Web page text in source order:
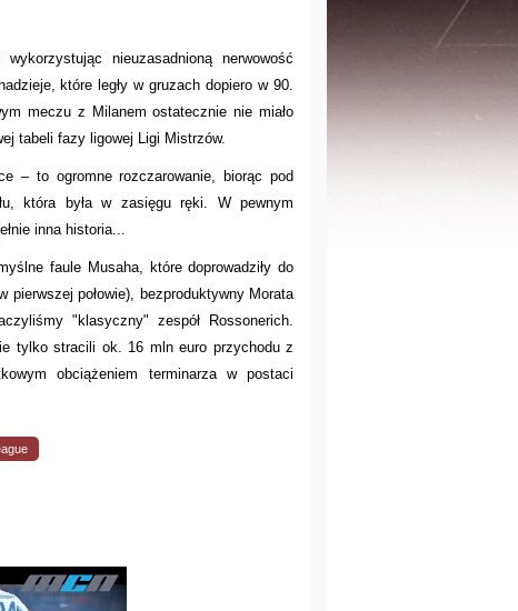
nieuzasadnioną nerwowość
które legły w gruzach dopiero w 90.
meczu z Milanem ostatecznie nie miało
tabeli fazy ligowej Ligi Mistrzów.
– to ogromne rozczarowanie, biorąc pod
która była w zasięgu ręki. W pewnym
inna historia...
faule Musaha, które doprowadziły do
pierwszej połowie), bezproduktywny Morata
"klasyczny" zespół Rossonerich.
tylko stracili ok. 16 mln euro przychodu z
obciążeniem terminarza w postaci